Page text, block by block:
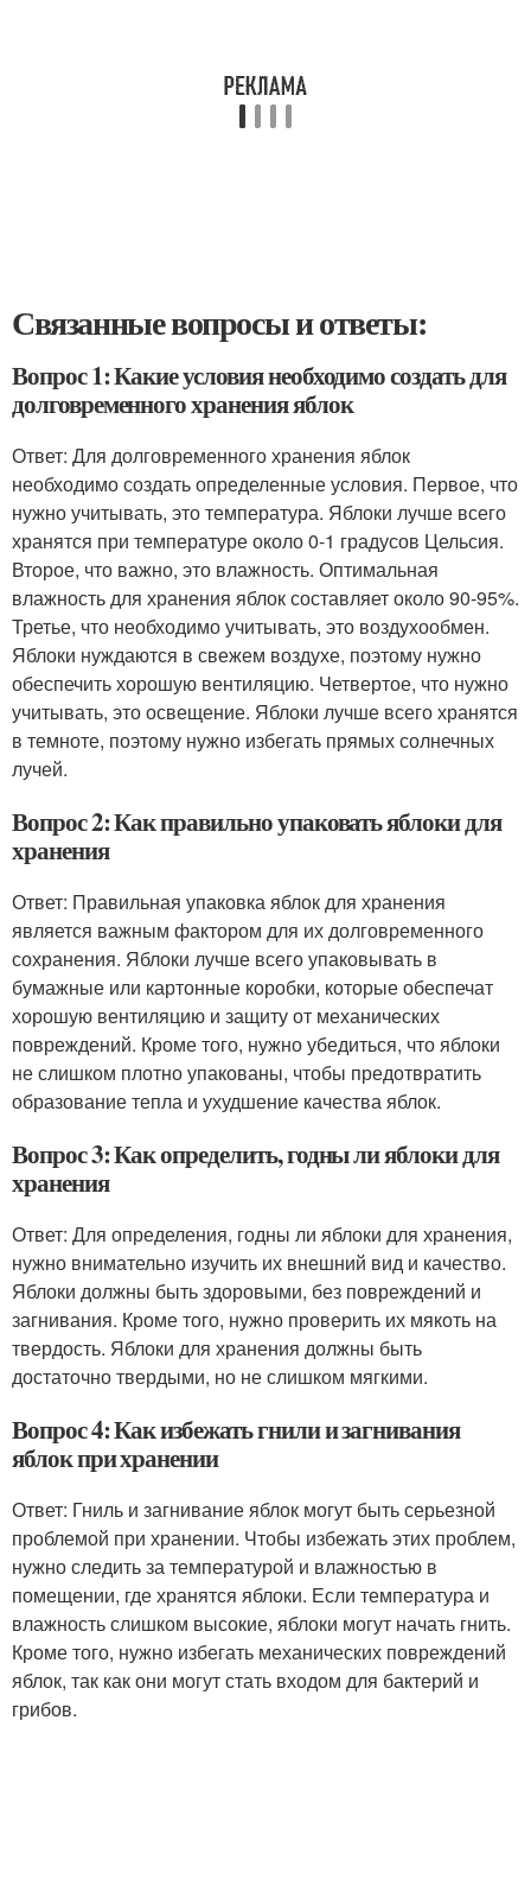
Связанные вопросы и ответы:
Вопрос 1: Какие условия необходимо создать для
долговременного хранения яблок
Ответ: Для долговременного хранения яблок
необходимо создать определенные условия. Первое, что
нужно учитывать, это температура. Яблоки лучше всего
хранятся при температуре около 0-1 градусов Цельсия.
Второе, что важно, это влажность. Оптимальная
влажность для хранения яблок составляет около 90-95%.
Третье, что необходимо учитывать, это воздухообмен.
Яблоки нуждаются в свежем воздухе, поэтому нужно
обеспечить хорошую вентиляцию. Четвертое, что нужно
учитывать, это освещение. Яблоки лучше всего хранятся
в темноте, поэтому нужно избегать прямых солнечных
лучей.
Вопрос 2: Как правильно упаковать яблоки для
хранения
Ответ: Правильная упаковка яблок для хранения
является важным фактором для их долговременного
сохранения. Яблоки лучше всего упаковывать в
бумажные или картонные коробки, которые обеспечат
хорошую вентиляцию и защиту от механических
повреждений. Кроме того, нужно убедиться, что яблоки
не слишком плотно упакованы, чтобы предотвратить
образование тепла и ухудшение качества яблок.
Вопрос 3: Как определить, годны ли яблоки для
хранения
Ответ: Для определения, годны ли яблоки для хранения,
нужно внимательно изучить их внешний вид и качество.
Яблоки должны быть здоровыми, без повреждений и
загнивания. Кроме того, нужно проверить их мякоть на
твердость. Яблоки для хранения должны быть
достаточно твердыми, но не слишком мягкими.
Вопрос 4: Как избежать гнили и загнивания
яблок при хранении
Ответ: Гниль и загнивание яблок могут быть серьезной
проблемой при хранении. Чтобы избежать этих проблем,
нужно следить за температурой и влажностью в
помещении, где хранятся яблоки. Если температура и
влажность слишком высокие, яблоки могут начать гнить.
Кроме того, нужно избегать механических повреждений
яблок, так как они могут стать входом для бактерий и
грибов.